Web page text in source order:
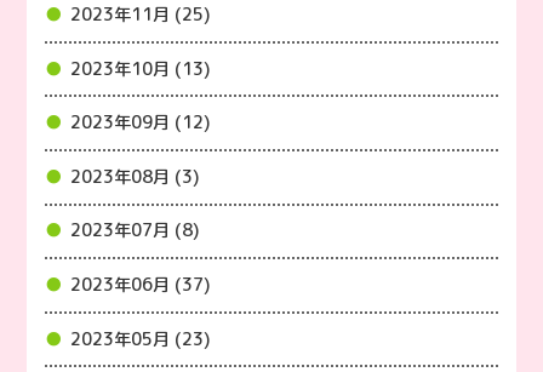
2023年11月 (25)
2023年10月 (13)
2023年09月 (12)
2023年08月 (3)
2023年07月 (8)
2023年06月 (37)
2023年05月 (23)